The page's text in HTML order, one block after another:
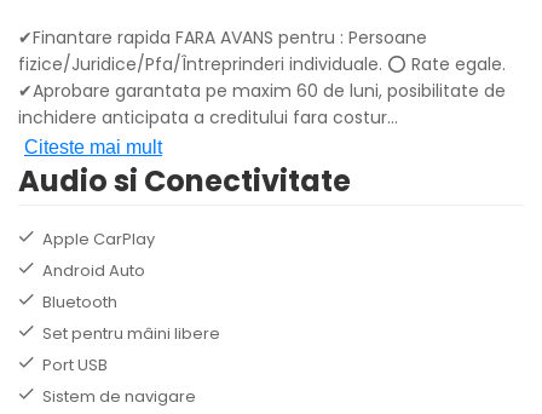
✔Finantare rapida FARA AVANS pentru : Persoane
fizice/Juridice/Pfa/Întreprinderi individuale. ⭕ Rate egale.
✔Aprobare garantata pe maxim 60 de luni, posibilitate de
inchidere anticipata a creditului fara costur...
Citeste mai mult
Audio si Conectivitate
Apple CarPlay
Android Auto
Bluetooth
Set pentru mâini libere
Port USB
Sistem de navigare